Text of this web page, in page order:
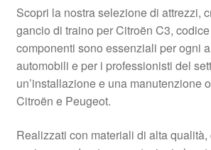
Il mio account
Pagamenti
Politica sulla riservatezza
Scopri la nostra selezione di attrezzi,
gancio di traino per Citroën C3,
componenti sono essenziali per ogni
automobili e per i professionisti del
un’installazione e una manutenzione
Citroën e Peugeot.
Realizzati con materiali di alta qualità,